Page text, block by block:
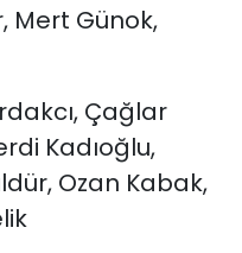
Mert Günok,
Çağlar
Kadıoğlu,
Ozan Kabak,